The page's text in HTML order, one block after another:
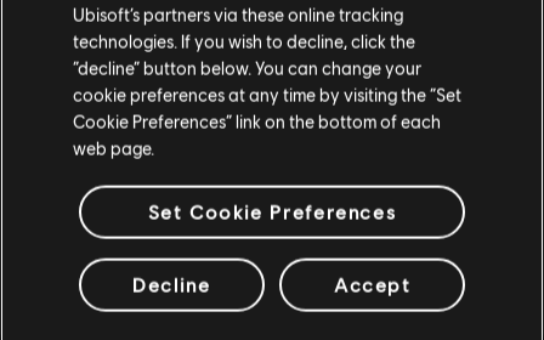
The Crew Motorfest
Paquete de coches japoneses
$6.99
DLC
The Crew Motorfest
Pack de coches triple Porsche
$4.99
Ubisoft’s partners via these online tracking
technologies. If you wish to decline, click the
“decline” button below. You can change your
cookie preferences at any time by visiting the “Set
Cookie Preferences” link on the bottom of each
web page.
Set Cookie Preferences
Decline Accept